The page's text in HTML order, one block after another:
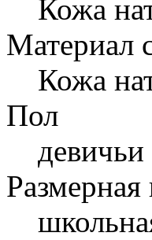
Кожа
Материал
Кожа
Пол
девичьи
Размерная